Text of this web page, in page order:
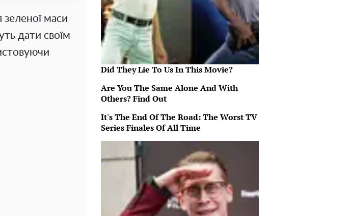
маси
дати своїм
Did They Lie To Us In This Movie?
Are You The Same Alone And With
Others? Find Out
It's The End Of The Road: The Worst TV
Series Finales Of All Time